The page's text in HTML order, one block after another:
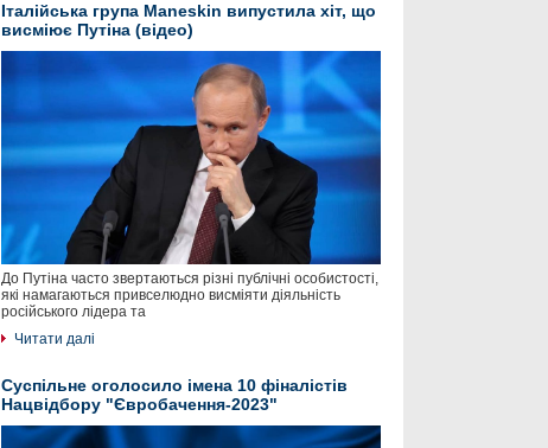
Італійська група Maneskin випустила хіт, що
висміює Путіна (відео)
До Путіна часто звертаються різні публічні особистості,
які намагаються привселюдно висміяти діяльність
російського лідера та
Читати далі
Суспільне оголосило імена 10 фіналістів
Нацвідбору "Євробачення-2023"